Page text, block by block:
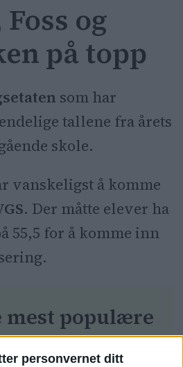
personvernet ditt
og
på topp
som har
tallene fra årets
skole.
vanskeligst å komme
. Der måtte elever ha
55,5 for å komme inn
mest populære